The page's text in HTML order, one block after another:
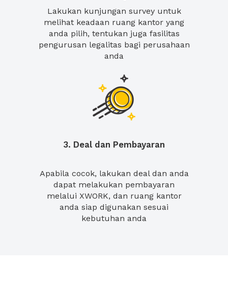
Lakukan kunjungan survey untuk
melihat keadaan ruang kantor yang
anda pilih, tentukan juga fasilitas
pengurusan legalitas bagi perusahaan
anda
3. Deal dan Pembayaran
Apabila cocok, lakukan deal dan anda
dapat melakukan pembayaran
melalui XWORK, dan ruang kantor
anda siap digunakan sesuai
kebutuhan anda